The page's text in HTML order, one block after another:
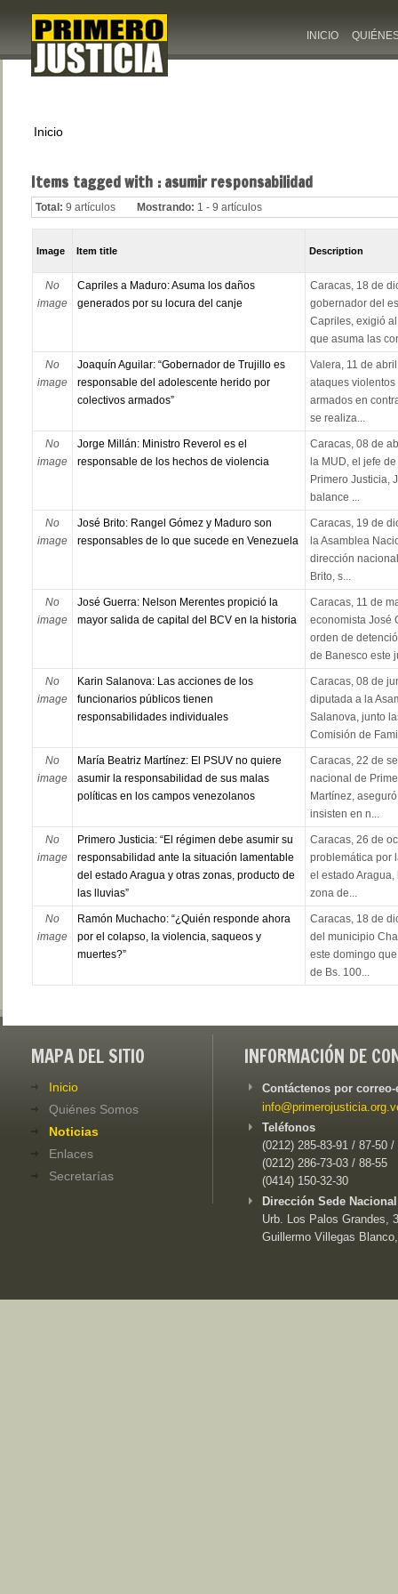
INICIO
Inicio
Items tagged with : asumir responsabilidad
Total: 9 artículos Mostrando: 1 - 9 artículos
Image Item title Description
No
image
Capriles a Maduro: Asuma los daños
generados por su locura del canje
Caracas, 18 de
gobernador del
Capriles, exigió
que asuma las
No
image
Joaquín Aguilar: “Gobernador de Trujillo es
responsable del adolescente herido por
colectivos armados”
Valera, 11 de
ataques
armados en
se realiza...
No
image
Jorge Millán: Ministro Reverol es el
responsable de los hechos de violencia
Caracas, 08 de
la MUD, el jefe
Primero Justicia,
balance ...
No
image
José Brito: Rangel Gómez y Maduro son
responsables de lo que sucede en Venezuela
Caracas, 19 de
la Asamblea
dirección
Brito, s...
No
image
José Guerra: Nelson Merentes propició la
mayor salida de capital del BCV en la historia
Caracas, 11 de
economista José
orden de
de Banesco este
No
image
Karin Salanova: Las acciones de los
funcionarios públicos tienen
responsabilidades individuales
Caracas, 08 de
diputada a la
Salanova, junto
Comisión de
No
image
María Beatriz Martínez: El PSUV no quiere
asumir la responsabilidad de sus malas
políticas en los campos venezolanos
Caracas, 22 de
nacional de
Martínez,
insisten en n...
No
image
Primero Justicia: “El régimen debe asumir su
responsabilidad ante la situación lamentable
del estado Aragua y otras zonas, producto de
las lluvias”
Caracas, 26 de
problemática por
el estado
zona de...
No
image
Ramón Muchacho: “¿Quién responde ahora
por el colapso, la violencia, saqueos y
muertes?”
Caracas, 18 de
del municipio
este domingo
de Bs. 100...
MAPA DEL SITIO
Inicio
Quiénes Somos
Noticias
Enlaces
Secretarías
INFORMACIÓN DE
Contáctenos por
Teléfonos
(0212) 285-83-91 / 87-50 /
(0212) 286-73-03 / 88-55
(0414) 150-32-30
Dirección Sede
Urb. Los Palos Grandes,
Guillermo Villegas